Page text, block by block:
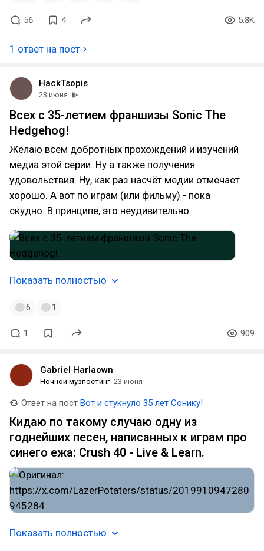
56 4 5.8K
1 ответ на пост
HackTsopis
23 июня
Всех с 35-летием франшизы Sonic The
Hedgehog!
Желаю всем добротных прохождений и изучений
медиа этой серии. Ну а также получения
удовольствия. Ну, как раз насчёт медии отмечает
хорошо. А вот по играм (или фильму) - пока
скудно. В принципе, это неудивительно.
Показать полностью
6 1
1 909
Gabriel Harlaown
Ночной музпостинг 23 июня
Ответ на пост Вот и стукнуло 35 лет Сонику!
Кидаю по такому случаю одну из
годнейших песен, написанных к играм про
синего ежа: Crush 40 - Live & Learn.
Показать полностью